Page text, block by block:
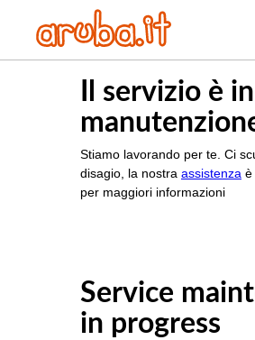
Il servizio è in
Stiamo lavorando per te. Ci
disagio, la nostra assistenza è
per maggiori informazioni
Service
in progress